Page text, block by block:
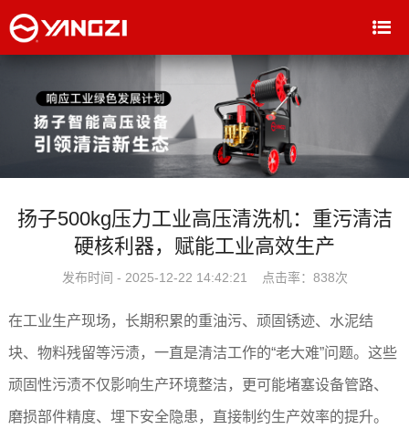
扬子500kg压力工业高压清洗机：重污清洁
硬核利器，赋能工业高效生产
发布时间 - 2025-12-22 14:42:21 点击率： 838次
在工业生产现场，长期积累的重油污、顽固锈迹、水泥结
块、物料残留等污渍，一直是清洁工作的“老大难”问题。这些
顽固性污渍不仅影响生产环境整洁，更可能堵塞设备管路、
磨损部件精度、埋下安全隐患，直接制约生产效率的提升。